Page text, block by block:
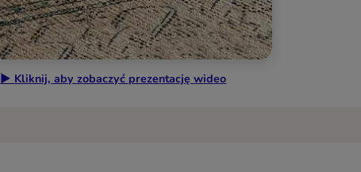
▶ Kliknij, aby zobaczyć prezentację wideo